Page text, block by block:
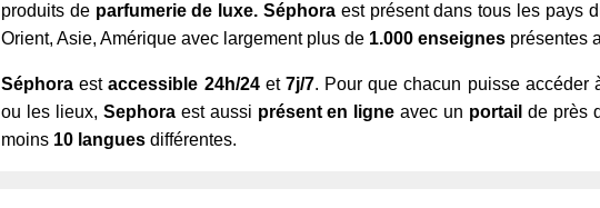
produits de parfumerie de luxe. Séphoraest présent dans tous les pays
Orient, Asie, Amérique avec largement plus de 1.000 enseignes présentes
Séphora estaccessible 24h/24et 7j/7. Pour que chacun puisse accéder
ou les lieux, Sephoraest aussi présent en ligne avec un portail de près
moins 10 langues différentes.